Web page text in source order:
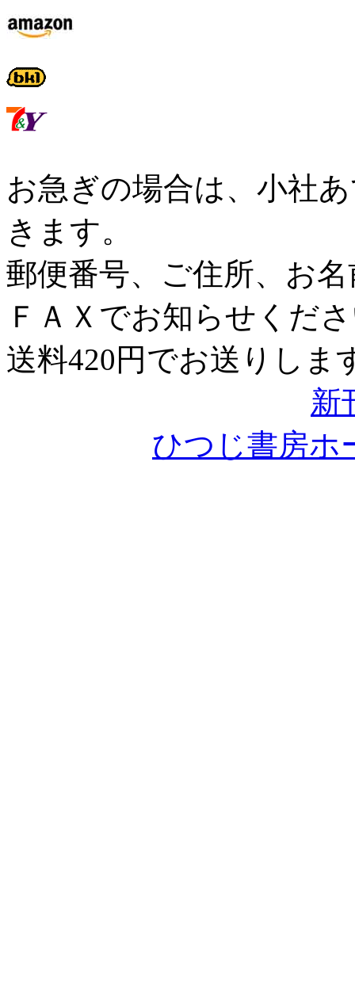
お急ぎの場合は、小社
きます。
郵便番号、ご住所、お
ＦＡＸでお知らせくだ
送料420円でお送りしま
新
ひつじ書房ホ